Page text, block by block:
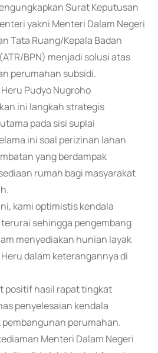
Surat Keputusan
yakni Menteri Dalam Negeri
Tata Ruang/Kepala Badan
BPN) menjadi solusi atas
perumahan subsidi.
Pudyo Nugroho
ini langkah strategis
pada sisi suplai
ini soal perizinan lahan
yang berdampak
rumah bagi masyarakat
kami optimistis kendala
sehingga pengembang
menyediakan hunian layak
dalam keterangannya di
positif hasil rapat tingkat
penyelesaian kendala
perumahan.
Menteri Dalam Negeri